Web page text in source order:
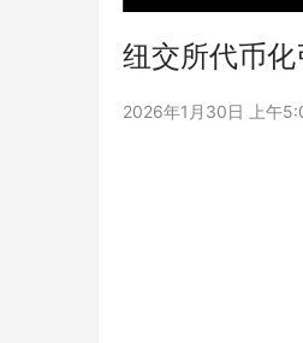
纽交所代币
2026年1月30日 上午